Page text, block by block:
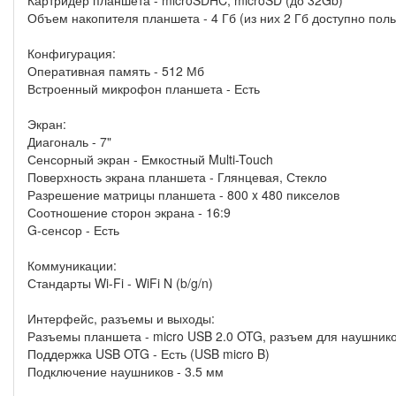
Объем накопителя планшета - 4 Гб (из них 2 Гб доступно
Конфигурация:
Оперативная память - 512 Мб
Встроенный микрофон планшета - Есть
Экран:
Диагональ - 7"
Сенсорный экран - Емкостный Multi-Touch
Поверхность экрана планшета - Глянцевая, Стекло
Разрешение матрицы планшета - 800 x 480 пикселов
Соотношение сторон экрана - 16:9
G-сенсор - Есть
Коммуникации:
Стандарты Wi-Fi - WiFi N (b/g/n)
Интерфейс, разъемы и выходы:
Разъемы планшета - micro USB 2.0 OTG, разъем для
Поддержка USB OTG - Есть (USB micro B)
Подключение наушников - 3.5 мм